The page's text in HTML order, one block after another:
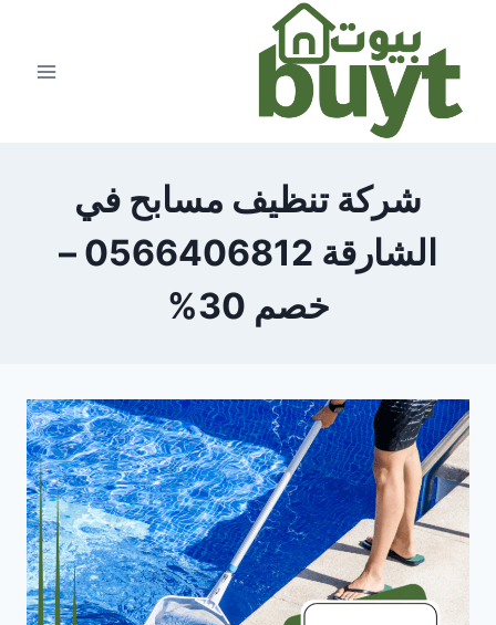
المحتوى
شركة تنظيف مسابح في
الشارقة 0566406812 –
خصم 30%